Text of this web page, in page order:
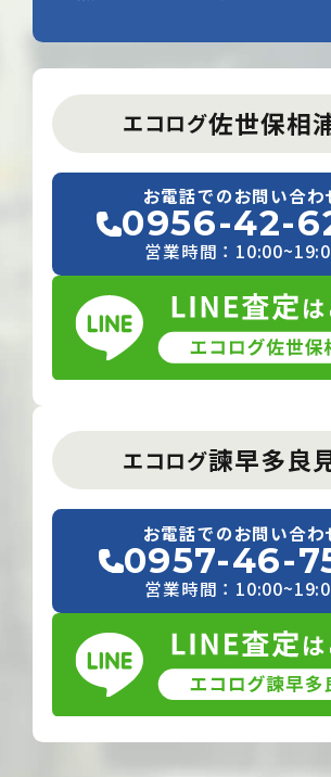
エコログ佐世保相
お電話でのお問い合わ
0956-42-
営業時間：
エコログ諫早多良
お電話でのお問い合わ
0957-46-
営業時間：